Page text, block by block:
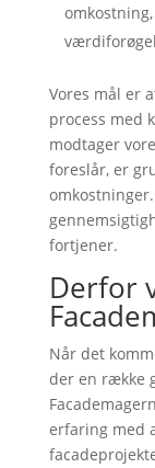
Vores mål er
process med
modtager
foreslår, er
fortjener.
Derfor
Når det
der en række
erfaring med